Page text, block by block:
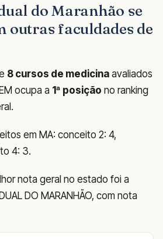
do Maranhão se
outras faculdades de
8 cursos de medicina avaliados
ocupa a 1ª posição no ranking
em MA: conceito 2: 4,
4: 3.
nota geral no estado foi a
DO MARANHÃO, com nota